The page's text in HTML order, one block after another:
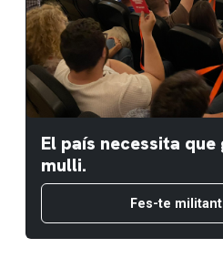
El país necessita
mulli.
Fes-te